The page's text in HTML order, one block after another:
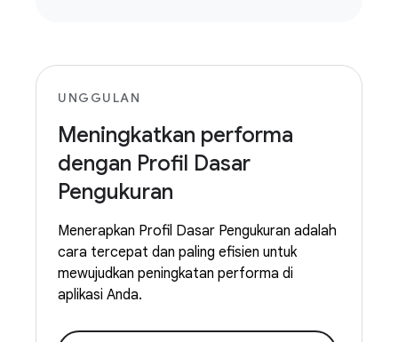
UNGGULAN
Meningkatkan performa
dengan Profil Dasar
Pengukuran
Menerapkan Profil Dasar Pengukuran adalah
cara tercepat dan paling efisien untuk
mewujudkan peningkatan performa di
aplikasi Anda.